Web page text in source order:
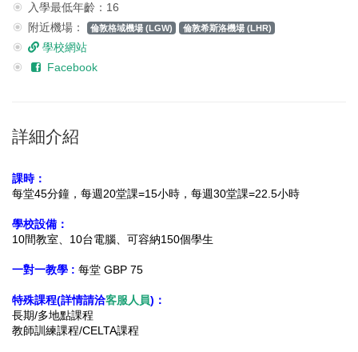
入學最低年齡：16
附近機場：
倫敦格域機場 (LGW) 倫敦希斯洛機場 (LHR)
學校網站
Facebook
詳細介紹
課時：
每堂45分鐘， 每週20堂課=15小時， 每週30堂課=22.5小時
學校設備：
10間教室、10台電腦、可容納150個學生
一對一教學 : 每堂 GBP 75
特殊課程(詳情請洽客服人員)：
長期/多地點課程
教師訓練課程/CELTA課程